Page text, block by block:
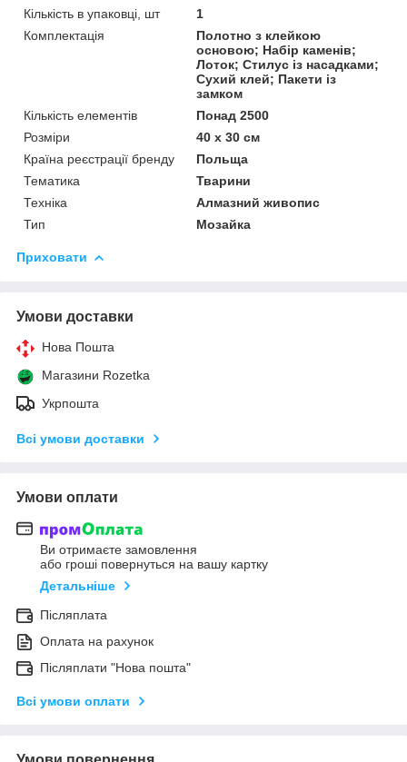
Кількість в упаковці, шт
1
Комплектація
Полотно з клейкою
основою; Набір каменів;
Лоток; Стилус із насадками;
Сухий клей; Пакети із
замком
Кількість елементів
Понад 2500
Розміри
40 x 30 см
Країна реєстрації бренду
Польща
Тематика
Тварини
Техніка
Алмазний живопис
Тип
Мозайка
Приховати
Умови доставки
Нова Пошта
Магазини Rozetka
Укрпошта
Всі умови доставки
Умови оплати
Ви отримаєте замовлення
або гроші повернуться на вашу картку
Детальніше
Післяплата
Оплата на рахунок
Післяплати "Нова пошта"
Всі умови оплати